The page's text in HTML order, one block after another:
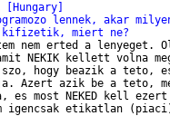
[Hungary]
lennek, akar
kifizetik, miert ne?
nem erted a lenyeget.
NEKIK kellett volna
szo, hogy beazik a teto,
Azert azik be a teto,
es most NEKED kell
igencsak etikatlan